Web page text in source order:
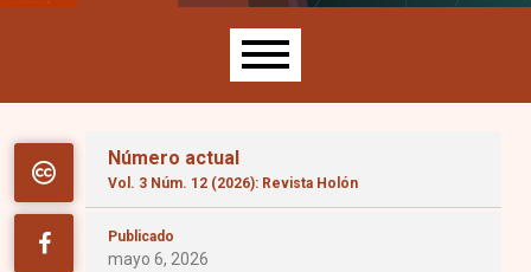
Menú principal
Número actual
Vol. 3 Núm. 12 (2026): Revista Holón
Publicado
mayo 6, 2026